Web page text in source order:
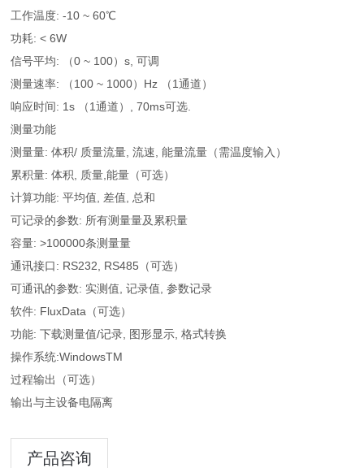
工作温度: -10 ~ 60℃
功耗: < 6W
信号平均: （0 ~ 100）s, 可调
测量速率: （100 ~ 1000）Hz （1通道）
响应时间: 1s （1通道）, 70ms可选.
测量功能
测量量: 体积/ 质量流量, 流速, 能量流量（需温度输入）
累积量: 体积, 质量,能量（可选）
计算功能: 平均值, 差值, 总和
可记录的参数: 所有测量量及累积量
容量: >100000条测量量
通讯接口: RS232, RS485（可选）
可通讯的参数: 实测值, 记录值, 参数记录
软件: FluxData（可选）
功能: 下载测量值/记录, 图形显示, 格式转换
操作系统:WindowsTM
过程输出（可选）
输出与主设备电隔离
产品咨询